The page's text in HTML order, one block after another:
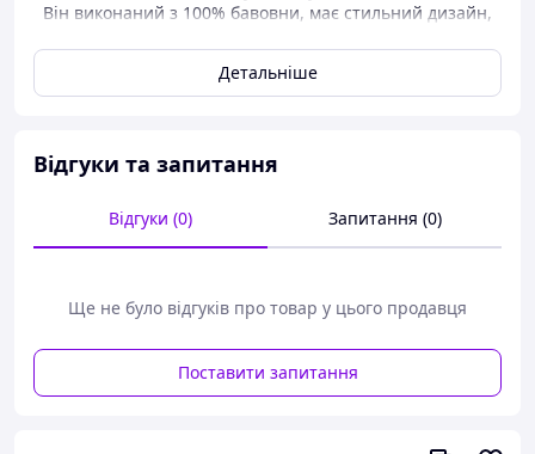
Він виконаний з 100% бавовни, має стильний дизайн,
Сумка досить містка, добре переться.
Вона не тільки підкреслить ваш стиль, але допоможе
місця.
Він завжди може бути під рукою.
Матеріал: 100% бавовна.
Колір : Біла
Детальніше
Відгуки та запитання
Відгуки (0) Запитання (0)
Ще не було відгуків про товар у цього продавця
Поставити запитання